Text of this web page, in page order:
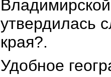
утвердилась
края?.
Удобное